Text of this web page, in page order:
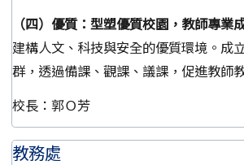
（四）優質：型塑優質校園，教師專業
建構人文、科技與安全的優質環境。成
群，透過備課、觀課、議課，促進教師
校長：郭Ｏ芳
教務處